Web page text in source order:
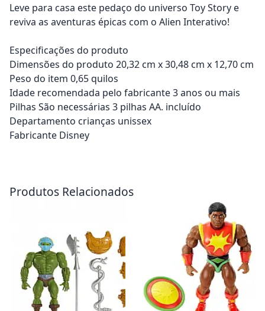
Leve para casa este pedaço do universo Toy Story e
reviva as aventuras épicas com o Alien Interativo!
Especificações do produto
Dimensões do produto 20,32 cm x 30,48 cm x 12,70 cm
Peso do item 0,65 quilos
Idade recomendada pelo fabricante 3 anos ou mais
Pilhas São necessárias 3 pilhas AA. incluído
Departamento crianças unissex
Fabricante Disney
Produtos Relacionados
Adicionar ao carrinho